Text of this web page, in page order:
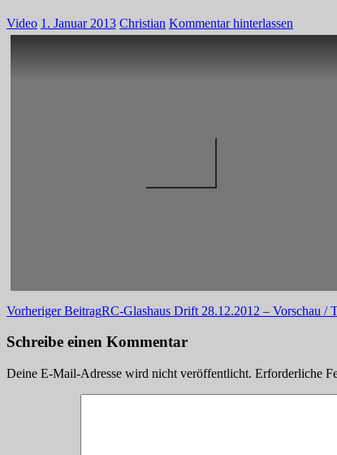
Video 1. Januar 2013 Christian Kommentar hinterlassen
Beitragsnavigation
Vorheriger BeitragRC-Glashaus Drift 28.12.2012 – Vorschau /
Schreibe einen Kommentar
Deine E-Mail-Adresse wird nicht veröffentlicht. Erforderliche